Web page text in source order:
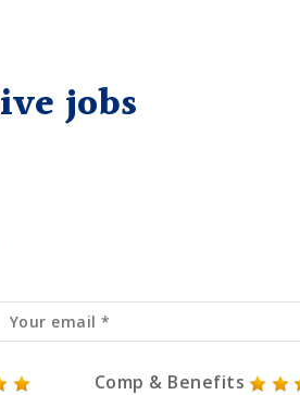
jobs
Comp & Benefits